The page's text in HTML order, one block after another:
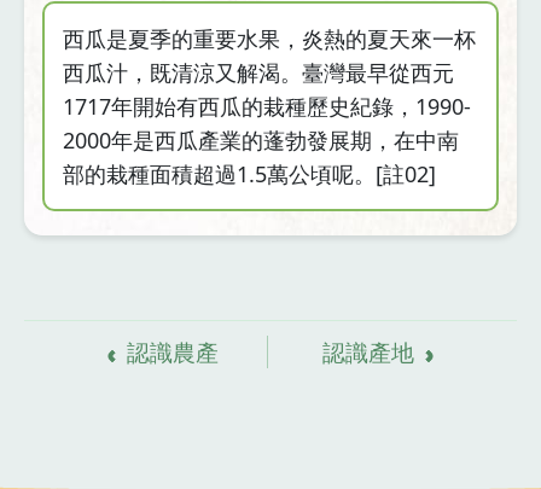
西瓜是夏季的重要水果，炎熱的夏天來一杯
西瓜汁，既清涼又解渴。臺灣最早從西元
1717年開始有西瓜的栽種歷史紀錄，1990-
2000年是西瓜產業的蓬勃發展期，在中南
部的栽種面積超過1.5萬公頃呢。[註02]
認識農產
認識產地